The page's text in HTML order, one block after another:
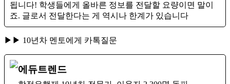
됩니다! 학생들에게 올바른 정보를 전달할 요량이면 말이
죠. ​글로서 전달한다는 게 역시나 한계가 있습니다
▶▶ 10년차 멘토에게 카톡질문
에듀트렌드